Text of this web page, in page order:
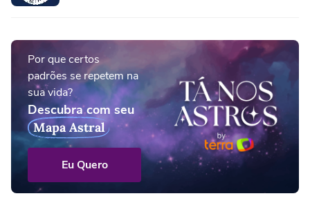
Por que certos
padrões se repetem na
sua vida?
Descubra com seu
Mapa Astral
Eu Quero